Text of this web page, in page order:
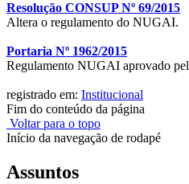
Resolução CONSUP Nº 69/2015
Altera o regulamento do NUGAI.
Portaria Nº 1962/2015
Regulamento NUGAI aprovado
registrado em: Institucional
Fim do conteúdo da página
Voltar para o topo
Início da navegação de rodapé
Assuntos